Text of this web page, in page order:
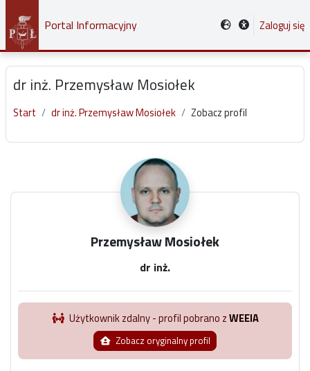
Przejdź do głównej zawartości
Portal Informacyjny Zaloguj się
dr inż. Przemysław Mosiołek
Start dr inż. Przemysław Mosiołek Zobacz profil
Przemysław Mosiołek
dr inż.
Użytkownik zdalny - profil pobrano zWEEIA
Zobacz oryginalny profil